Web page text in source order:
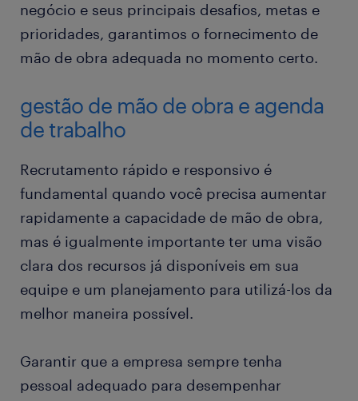
negócio e seus principais desafios, metas e
prioridades, garantimos o fornecimento de
mão de obra adequada no momento certo.
gestão de mão de obra e agenda
de trabalho
Recrutamento rápido e responsivo é
fundamental quando você precisa aumentar
rapidamente a capacidade de mão de obra,
mas é igualmente importante ter uma visão
clara dos recursos já disponíveis em sua
equipe e um planejamento para utilizá-los da
melhor maneira possível.
Garantir que a empresa sempre tenha
pessoal adequado para desempenhar